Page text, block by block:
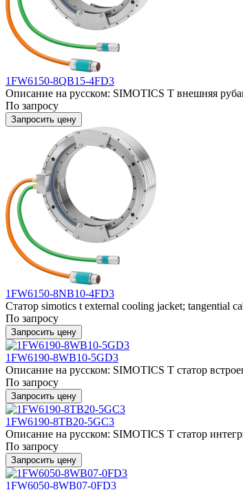
1FW6150-8QB15-4FD3
Описание на русском: SIMOTICS T внешняя
По запросу
Запросить цену
1FW6150-8NB10-4FD3
Статор simotics t external cooling jacket; tangential
По запросу
Запросить цену
1FW6190-8WB10-5GD3
Описание на русском: SIMOTICS T статор
По запросу
Запросить цену
1FW6190-8TB20-5GC3
Описание на русском: SIMOTICS T статор
По запросу
Запросить цену
1FW6050-8WB07-0FD3